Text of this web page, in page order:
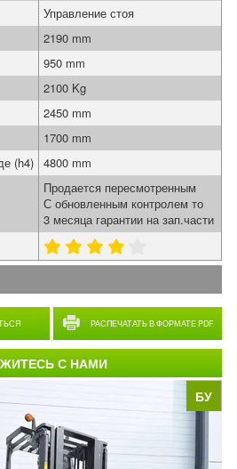
БУ
РАСПЕЧАТАТЬ В ФОРМАТЕ PDF
Управление стоя
2190 mm
950 mm
2100 Kg
2450 mm
1700 mm
(h4) 4800 mm
Продается пересмотренным
С обновленным контролем то
3 месяца гарантии на зап.части
С НАМИ